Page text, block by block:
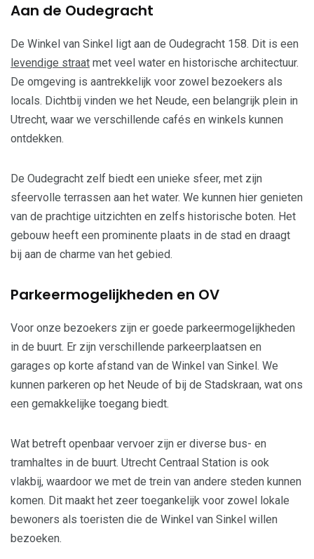
Aan de Oudegracht
De Winkel van Sinkel ligt aan de Oudegracht 158. Dit is een
levendige straat met veel water en historische architectuur.
De omgeving is aantrekkelijk voor zowel bezoekers als
locals. Dichtbij vinden we het Neude, een belangrijk plein in
Utrecht, waar we verschillende cafés en winkels kunnen
ontdekken.
De Oudegracht zelf biedt een unieke sfeer, met zijn
sfeervolle terrassen aan het water. We kunnen hier genieten
van de prachtige uitzichten en zelfs historische boten. Het
gebouw heeft een prominente plaats in de stad en draagt
bij aan de charme van het gebied.
Parkeermogelijkheden en OV
Voor onze bezoekers zijn er goede parkeermogelijkheden
in de buurt. Er zijn verschillende parkeerplaatsen en
garages op korte afstand van de Winkel van Sinkel. We
kunnen parkeren op het Neude of bij de Stadskraan, wat ons
een gemakkelijke toegang biedt.
Wat betreft openbaar vervoer zijn er diverse bus- en
tramhaltes in de buurt. Utrecht Centraal Station is ook
vlakbij, waardoor we met de trein van andere steden kunnen
komen. Dit maakt het zeer toegankelijk voor zowel lokale
bewoners als toeristen die de Winkel van Sinkel willen
bezoeken.